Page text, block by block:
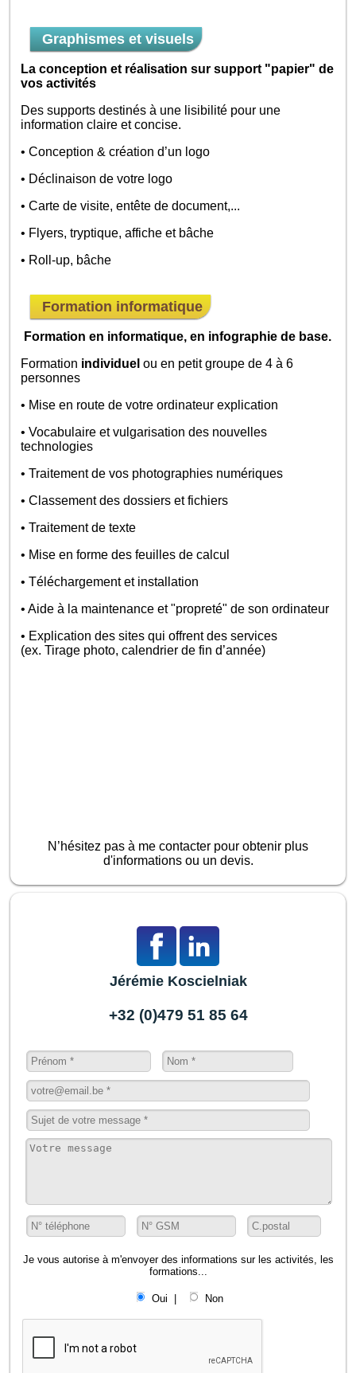
Graphismes et visuels
La conception et réalisation sur support "papier" de
vos activités
Des supports destinés à une lisibilité pour une
information claire et concise.
• Conception & création d’un logo
• Déclinaison de votre logo
• Carte de visite, entête de document,...
• Flyers, tryptique, affiche et bâche
• Roll-up, bâche
Formation informatique
Formation en informatique, en infographie de base.
Formation individuel ou en petit groupe de 4 à 6
personnes
• Mise en route de votre ordinateur explication
• Vocabulaire et vulgarisation des nouvelles
technologies
• Traitement de vos photographies numériques
• Classement des dossiers et fichiers
• Traitement de texte
• Mise en forme des feuilles de calcul
• Téléchargement et installation
• Aide à la maintenance et "propreté" de son ordinateur
• Explication des sites qui offrent des services
(ex. Tirage photo, calendrier de fin d’année)
N’hésitez pas à me contacter pour obtenir plus
d'informations ou un devis.
Jérémie Koscielniak
+32 (0)479 51 85 64
Je vous autorise à m'envoyer des informations sur les activités, les
formations...
Oui | Non